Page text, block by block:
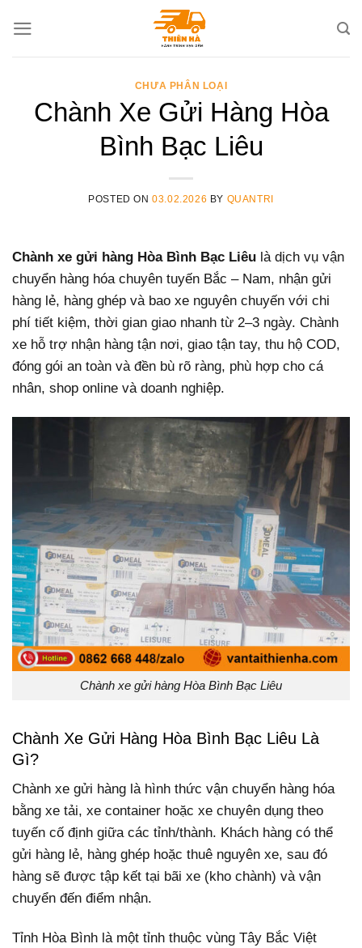
CHƯA PHÂN LOẠI
Chành Xe Gửi Hàng Hòa
Bình Bạc Liêu
POSTED ON03.02.2026 BY QUANTRI
Chành xe gửi hàng Hòa Bình Bạc Liêu là dịch vụ vận
chuyển hàng hóa chuyên tuyến Bắc – Nam, nhận gửi
hàng lẻ, hàng ghép và bao xe nguyên chuyến với chi
phí tiết kiệm, thời gian giao nhanh từ 2–3 ngày. Chành
xe hỗ trợ nhận hàng tận nơi, giao tận tay, thu hộ COD,
đóng gói an toàn và đền bù rõ ràng, phù hợp cho cá
nhân, shop online và doanh nghiệp.
Chành xe gửi hàng Hòa Bình Bạc Liêu
Chành Xe Gửi Hàng Hòa Bình Bạc Liêu Là
Gì?
Chành xe gửi hàng là hình thức vận chuyển hàng hóa
bằng xe tải, xe container hoặc xe chuyên dụng theo
tuyến cố định giữa các tỉnh/thành. Khách hàng có thể
gửi hàng lẻ, hàng ghép hoặc thuê nguyên xe, sau đó
hàng sẽ được tập kết tại bãi xe (kho chành) và vận
chuyển đến điểm nhận.
Tỉnh Hòa Bình là một tỉnh thuộc vùng Tây Bắc Việt